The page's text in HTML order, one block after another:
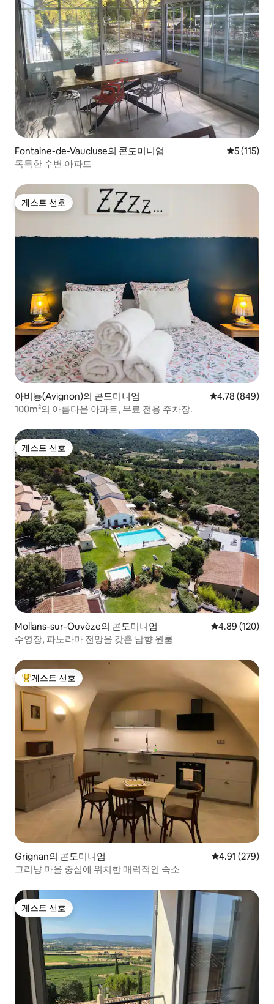
Fontaine-de-Vaucluse의 콘도미니엄 평점 5점(5
5 (115)
독특한 수변 아파트
게스트 선호
게스트 선호
아비뇽(Avignon)의 콘도미니엄 평점 4.78점(5
4.78 (849)
100m²의 아름다운 아파트, 무료 전용 주차장.
게스트 선호
게스트 선호
Mollans-sur-Ouvèze의 콘도미니엄 평점 4.89점(5
4.89 (120)
수영장, 파노라마 전망을 갖춘 남향 원룸
상위 게스트 선호
게스트 선호
Grignan의 콘도미니엄 평점 4.91점(5
4.91 (279)
그리냥 마을 중심에 위치한 매력적인 숙소
게스트 선호
게스트 선호